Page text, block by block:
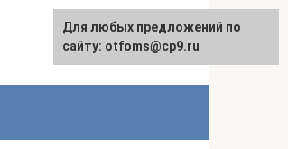
English
Для любых предложений по
сайту: otfoms@cp9.ru